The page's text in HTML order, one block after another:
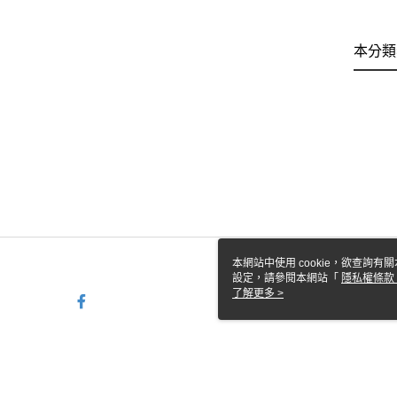
本分
本網站中使用 cookie，欲查詢有
設定，請參閱本網站「 隱私權條款
使用 cookie。
了解更多 >